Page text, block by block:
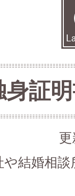
身証
結婚相